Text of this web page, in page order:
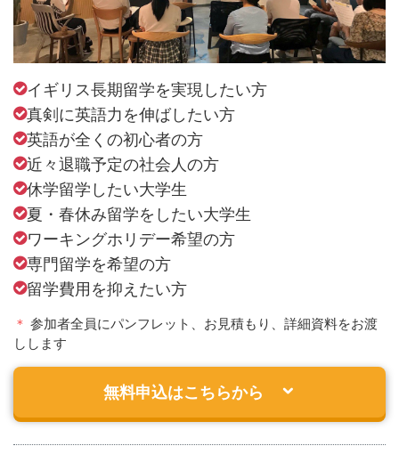
イギリス長期留学を実現したい方
真剣に英語力を伸ばしたい方
英語が全くの初心者の方
近々退職予定の社会人の方
休学留学したい大学生
夏・春休み留学をしたい大学生
ワーキングホリデー希望の方
専門留学を希望の方
留学費用を抑えたい方
＊ 参加者全員にパンフレット、お見積もり、詳細資料をお渡
しします
無料申込はこちらから